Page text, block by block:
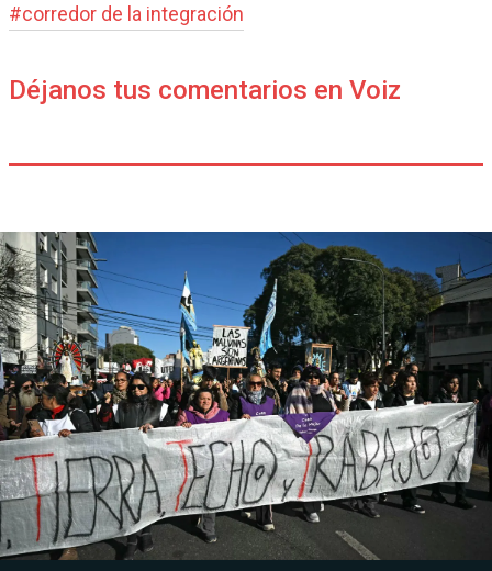
#corredor de la integración
Déjanos tus comentarios en Voiz